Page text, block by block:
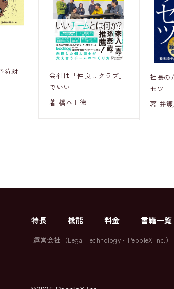
防対
会社は「仲良しクラブ」
でいい
著 橋本正徳
社長の
セツ
著 弁
特長 機能 料金 書籍一覧
運営会社（Legal Technology ・ PeopleX Inc.）